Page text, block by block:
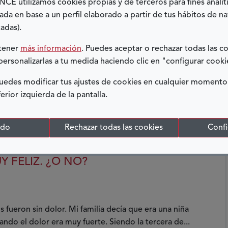
utilizamos cookies propias y de terceros para fines
en base a un perfil elaborado a partir de tus hábitos de
más información. Puedes aceptar o rechazar todas las
a tu medida haciendo clic en "configurar
modificar tus ajustes de cookies en cualquier
izquierda de la pantalla.
Rechazar todas las cookies
cuando tenía 11 meses. Según relatan mis
a urgencias, me pusieron una medicación y
FELIZ. ¿O NO?
fueron sin dolor. Mi familia decía que era una niña
el dolor era muy fuerte. Siendo la tercera de...